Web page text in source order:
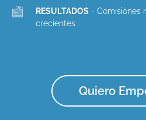
RESULTADOS - Comisiones
crecientes
Quiero